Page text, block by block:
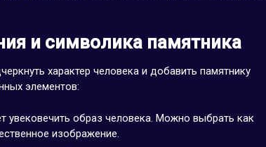
и символика памятника
характер человека и добавить памятнику
элементов:
увековечить образ человека. Можно выбрать как
изображение.